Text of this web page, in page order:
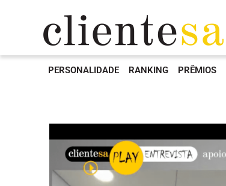
PERSONALIDADE RANKING PRÊMIOS